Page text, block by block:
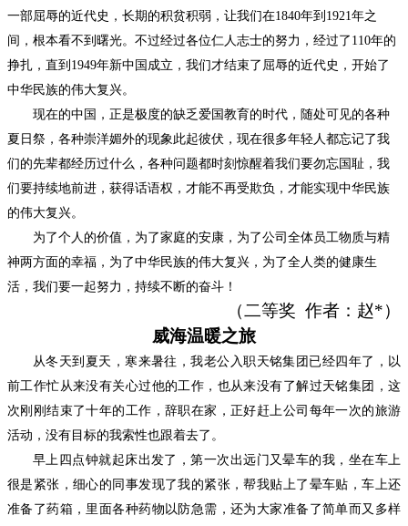
一部屈辱的近代史，长期的积贫积弱，让我们在1840年到1921年之
间，根本看不到曙光。不过经过各位仁人志士的努力，经过了110年的
挣扎，直到1949年新中国成立，我们才结束了屈辱的近代史，开始了
中华民族的伟大复兴。
现在的中国，正是极度的缺乏爱国教育的时代，随处可见的各种
夏日祭，各种崇洋媚外的现象此起彼伏，现在很多年轻人都忘记了我
们的先辈都经历过什么，各种问题都时刻惊醒着我们要勿忘国耻，我
们要持续地前进，获得话语权，才能不再受欺负，才能实现中华民族
的伟大复兴。
为了个人的价值，为了家庭的安康，为了公司全体员工物质与精
神两方面的幸福，为了中华民族的伟大复兴，为了全人类的健康生
活，我们要一起努力，持续不断的奋斗！
（二等奖 作者： 赵*）
威海温暖之旅
从冬天到夏天，寒来暑往，我老公入职天铭集团已经四年了，以
前工作忙从来没有关心过他的工作，也从来没有了解过天铭集团，这
次刚刚结束了十年的工作，辞职在家，正好赶上公司每年一次的旅游
活动，没有目标的我索性也跟着去了。
早上四点钟就起床出发了，第一次出远门又晕车的我，坐在车上
很是紧张，细心的同事发现了我的紧张，帮我贴上了晕车贴，车上还
准备了药箱，里面各种药物以防急需，还为大家准备了简单而又多样